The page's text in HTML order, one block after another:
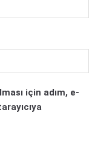
için adım, e-